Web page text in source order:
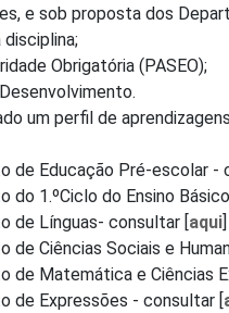
e sob proposta dos
disciplina;
Obrigatória ​(PASEO);
um perfil de
de Educação Pré-escolar -
1.ºCiclo do Ensino
de Línguas- consultar [ aqui
Ciências Sociais e
de Matemática e Ciências
de Expressões - consultar [